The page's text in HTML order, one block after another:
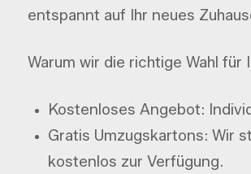
entspannt auf Ihr neues
Warum wir die richtige Wahl für
Kostenloses Angebot:
Gratis Umzugskartons: Wir
kostenlos zur Verfügung.